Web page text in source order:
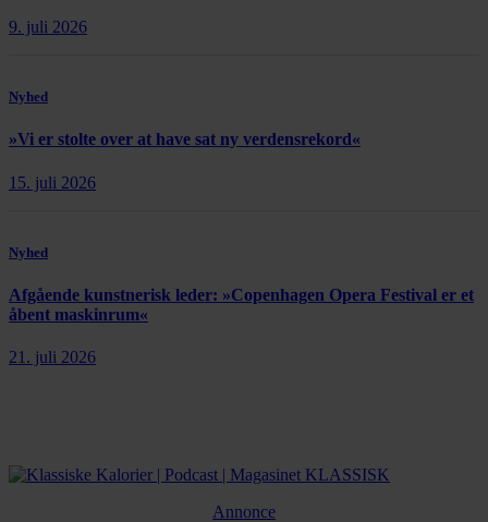
9. juli 2026
Nyhed
»Vi er stolte over at have sat ny verdensrekord«
15. juli 2026
Nyhed
Afgående kunstnerisk leder: »Copenhagen Opera Festival er et
åbent maskinrum«
21. juli 2026
Annonce